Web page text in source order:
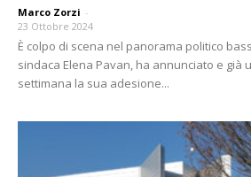
Marco Zorzi -
23 Ottobre 2024
È colpo di scena nel panorama politico
sindaca Elena Pavan, ha annunciato e già
settimana la sua adesione...